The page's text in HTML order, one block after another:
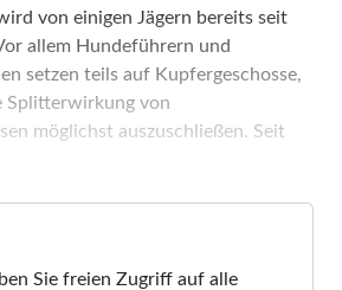
von einigen Jägern bereits seit
allem Hundeführern und
setzen teils auf Kupferge­schosse,
Splitterwir­kung von
mög­lichst auszuschließen. Seit
Sie freien Zugriff auf alle